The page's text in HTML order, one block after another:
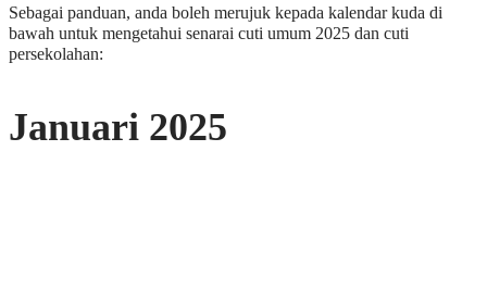
Sebagai panduan, anda boleh merujuk kepada kalendar kuda di
bawah untuk mengetahui senarai cuti umum 2025 dan cuti
persekolahan:
Januari 2025